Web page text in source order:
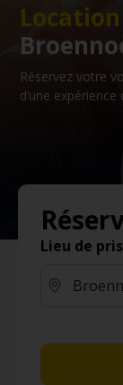
Réservez votre
d’une
Lieu de